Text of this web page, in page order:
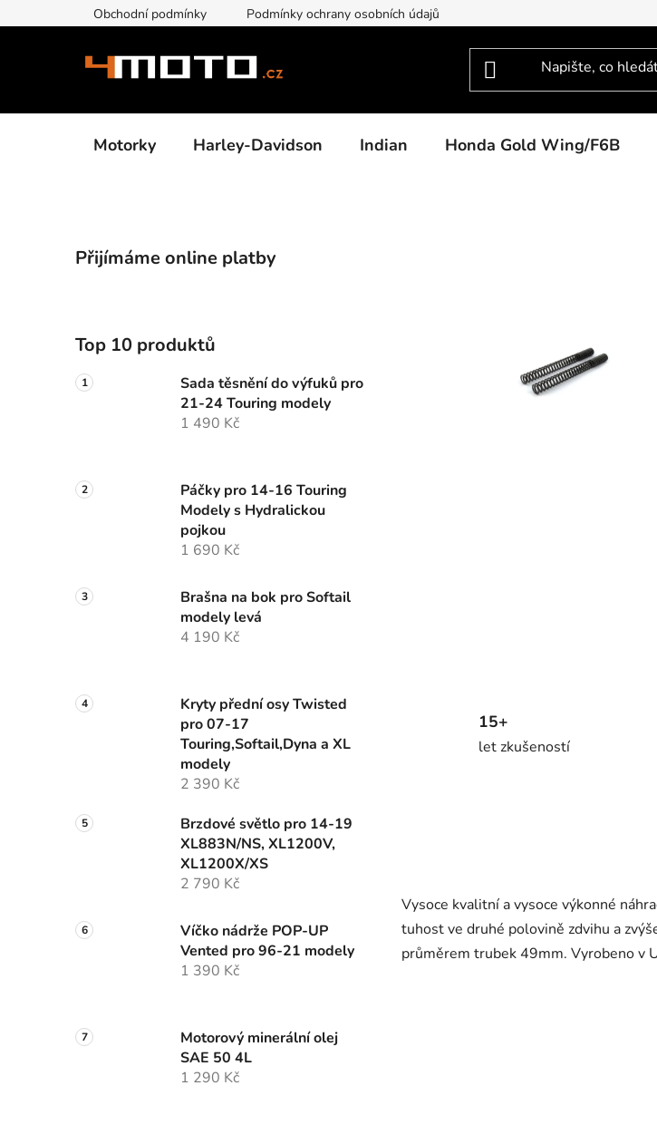
na
Obchodní podmínky Podmínky ochrany osobních údajů
Motorky Harley-Davidson Indian Honda Gold Wing/F6B
o
r
a
n
a
n
Přijímáme online platby
Top 10 produktů
Sada těsnění do výfuků pro
21-24 Touring modely
1 490 Kč
Páčky pro 14-16 Touring
Modely s Hydralickou
pojkou
1 690 Kč
Brašna na bok pro Softail
modely levá
4 190 Kč
Kryty přední osy Twisted
pro 07-17
Touring,Softail,Dyna a XL
modely
2 390 Kč
Brzdové světlo pro 14-19
XL883N/NS, XL1200V,
XL1200X/XS
2 790 Kč
Víčko nádrže POP-UP
Vented pro 96-21 modely
1 390 Kč
Motorový minerální olej
SAE 50 4L
1 290 Kč
15+
let zkušeností
Vysoce kvalitní a vysoce výkonné
tuhost ve druhé polovině zdvihu a
průměrem trubek 49mm. Vyrobeno v